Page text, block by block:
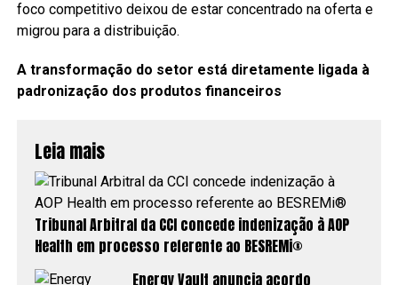
foco competitivo deixou de estar concentrado na oferta e
migrou para a distribuição.
A transformação do setor está diretamente ligada à
padronização dos produtos financeiros
Leia mais
Tribunal Arbitral da CCI concede indenização à AOP
Health em processo referente ao BESREMi®
Energy Vault anuncia acordo